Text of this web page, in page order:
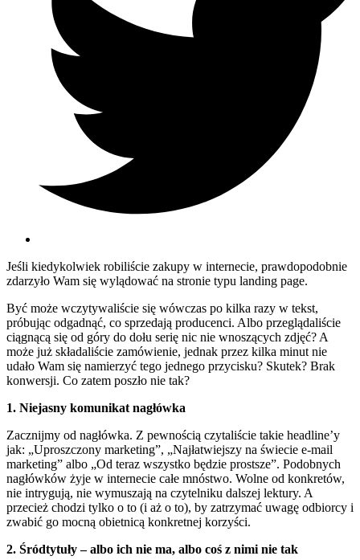
Jeśli kiedykolwiek robiliście zakupy w internecie, prawdopodobnie
zdarzyło Wam się wylądować na stronie typu landing page.
Być może wczytywaliście się wówczas po kilka razy w tekst,
próbując odgadnąć, co sprzedają producenci. Albo przeglądaliście
ciągnącą się od góry do dołu serię nic nie wnoszących zdjęć? A
może już składaliście zamówienie, jednak przez kilka minut nie
udało Wam się namierzyć tego jednego przycisku? Skutek? Brak
konwersji. Co zatem poszło nie tak?
1. Niejasny komunikat nagłówka
Zacznijmy od nagłówka. Z pewnością czytaliście takie headline’y
jak: „Uproszczony marketing”, „Najłatwiejszy na świecie e-mail
marketing” albo „Od teraz wszystko będzie prostsze”. Podobnych
nagłówków żyje w internecie całe mnóstwo. Wolne od konkretów,
nie intrygują, nie wymuszają na czytelniku dalszej lektury. A
przecież chodzi tylko o to (i aż o to), by zatrzymać uwagę odbiorcy i
zwabić go mocną obietnicą konkretnej korzyści.
2. Śródtytuły – albo ich nie ma, albo coś z nimi nie tak